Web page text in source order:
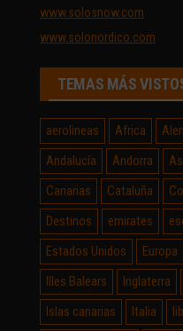
www.solosnow.com
www.solonordico.com
TEMAS MÁS
aerolineas Africa
Andalucía
Andorra
Canarias
Cataluña
Destinos
emirates
Estados Unidos
Europa
Illes Balears
Inglaterra
Islas canarias
Italia